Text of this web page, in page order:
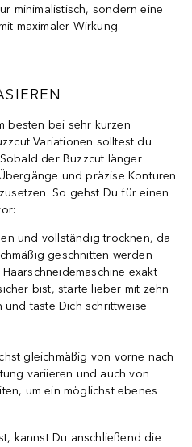
minimalistisch, sondern eine
maximaler Wirkung.
besten bei sehr kurzen
Variationen solltest du
der Buzzcut länger
und präzise Konturen
So gehst Du für einen
und vollständig trocknen, da
geschnitten werden
exakt
bist, starte lieber mit zehn
taste Dich schrittweise
gleichmäßig von vorne nach
variieren und auch von
um ein möglichst ebenes
kannst Du anschließend die